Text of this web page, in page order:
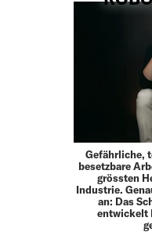
Gefährliche,
besetzbare
grössten
Industrie.
an: Das
entwickelt